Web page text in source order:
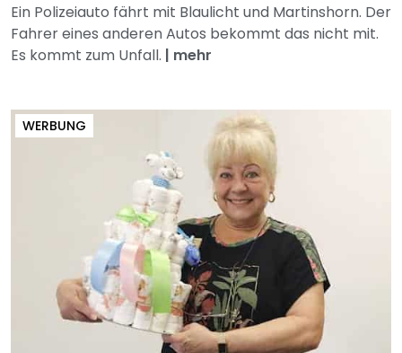
Ein Polizeiauto fährt mit Blaulicht und Martinshorn. Der
Fahrer eines anderen Autos bekommt das nicht mit.
Es kommt zum Unfall. | mehr
WERBUNG